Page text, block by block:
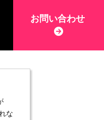
お問い合わせ
な